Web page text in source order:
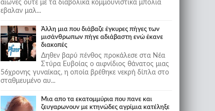
αιωνες ουτε με τα διαβολικα κομμουνιστικα μπολια
εβαλαν μαλ...
Άλλη μια που διάβαζε έγκυρες πήγες των
μισάνθρωπων πήγε αδιάβαστη ενώ έκανε
διακοπές
Δηθεν βαρύ πένθος προκάλεσε στα Νέα
Στύρα Ευβοίας ο αιφνίδιος θάνατος μιας
56χρονης γυναίκας, η οποία βρέθηκε νεκρή δίπλα στο
σταθμευμένο αυ...
Μια απο τα εκατομμύρια που πανε και
ζευγαρωνουν με κτηνώδες αγρίμια κατέληξε